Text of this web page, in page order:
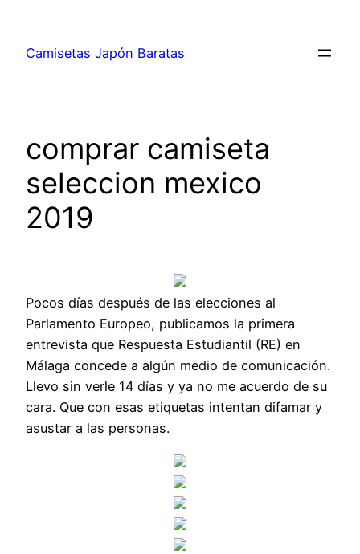
contenido
Camisetas Japón Baratas
comprar camiseta
seleccion mexico
2019
Pocos días después de las elecciones al
Parlamento Europeo, publicamos la primera
entrevista que Respuesta Estudiantil (RE) en
Málaga concede a algún medio de comunicación.
Llevo sin verle 14 días y ya no me acuerdo de su
cara. Que con esas etiquetas intentan difamar y
asustar a las personas.